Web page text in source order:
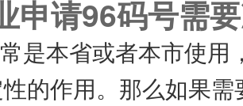
申请96码号需
是本省或者本市使
的作用。那么如果